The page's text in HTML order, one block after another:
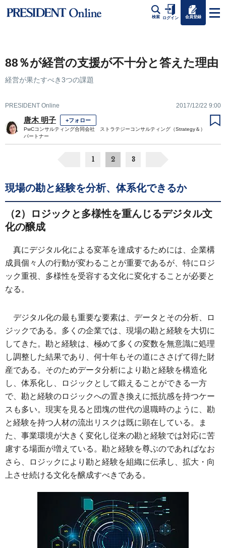
検索 ログイン 会員登録
88％が経営の支援が不十分と答えた理由
経営が果たすべき3つの課題
PRESIDENT Online 2017/12/22 9:00
唐木 明子 +フォロー
PwCコンサルティング合同会社 ストラテジーコンサルティング（Strategy＆）
パートナー
1 2 3
現場の勘と経験を分析、体系化できるか
（2）ロジックと多様性を重んじるデジタル文
化の醸成
真にデジタル化による変革を達成するためには、企業構
成員個々人の行動が変わることが重要であるが、特にロジ
ック重視、多様性を受容する文化に変化することが必要と
なる。
デジタル化の最も重要な要素は、データとその分析、ロ
ジックである。多くの企業では、現場の勘と経験を大切に
してきた。勘と経験は、極めて多くの変数を無意識に処理
し調整した結果であり、何十年もその道にささげて得た財
産である。そのためデータ分析により勘と経験を構造化
し、体系化し、ロジックとして鍛えることができる一方
で、勘と経験のロジックへの置き換えに抵抗感を持つケー
スも多い。現実を見ると団塊の世代の退職時のように、勘
と経験を持つ人材の流出リスクは既に顕在している。ま
た、事業環境が大きく変化し従来の勘と経験では対応に苦
慮する場面が増えている。勘と経験を尊ぶのであればなお
さら、ロジックにより勘と経験を組織に伝承し、拡大・向
上させ続ける文化を醸成すべきである。